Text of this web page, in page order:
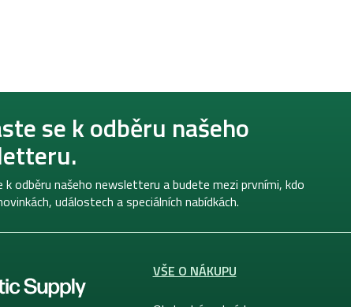
se k odběru našeho
k odběru našeho newsletteru a budete mezi prvními, kdo
událostech a speciálních nabídkách.
VŠE O NÁKUPU